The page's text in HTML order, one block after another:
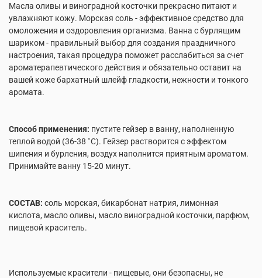
Масла оливы и виноградной косточки прекрасно питают и
увлажняют кожу. Морская соль - эффективное средство для
омоложения и оздоровления организма. Ванна с бурлящим
шариком - правильный выбор для создания праздничного
настроения, такая процедура поможет расслабиться за счет
ароматерапевтического действия и обязательно оставит на
вашей коже бархатный шлейф гладкости, нежности и тонкого
аромата.
Способ применения: пустите гейзер в ванну, наполненную
теплой водой (36-38 ˚С). Гейзер растворится с эффектом
шипения и бурления, воздух наполнится приятным ароматом.
Принимайте ванну 15-20 минут.
СОСТАВ: соль морская, бикарбонат натрия, лимонная
кислота, масло оливы, масло виноградной косточки, парфюм,
пищевой краситель.
Используемые красители - пищевые, они безопасны, не